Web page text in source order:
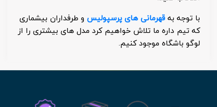
با توجه بهقهرمانی های پرسپولیس و طرفداران بیشماری
که تیم داره ما تلاش خواهیم کرد مدل های بیشتری را از
لوگو باشگاه موجود کنیم.